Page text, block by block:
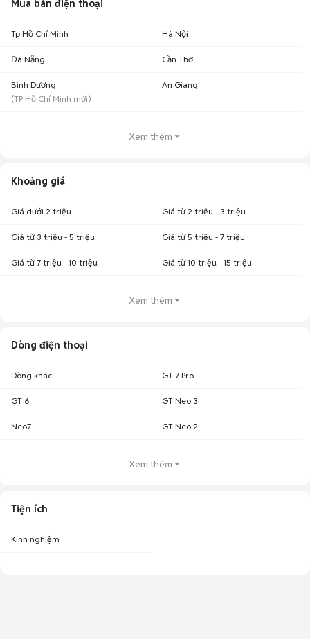
Mua bán điện thoại
Tp Hồ Chí Minh Hà Nội
Đà Nẵng Cần Thơ
Bình Dương
(TP Hồ Chí Minh mới)
An Giang
Xem thêm
Khoảng giá
Giá dưới 2 triệu Giá từ 2 triệu - 3 triệu
Giá từ 3 triệu - 5 triệu Giá từ 5 triệu - 7 triệu
Giá từ 7 triệu - 10 triệu Giá từ 10 triệu - 15 triệu
Xem thêm
Dòng điện thoại
Dòng khác GT 7 Pro
GT 6 GT Neo 3
Neo7 GT Neo 2
Xem thêm
Tiện ích
Kinh nghiệm